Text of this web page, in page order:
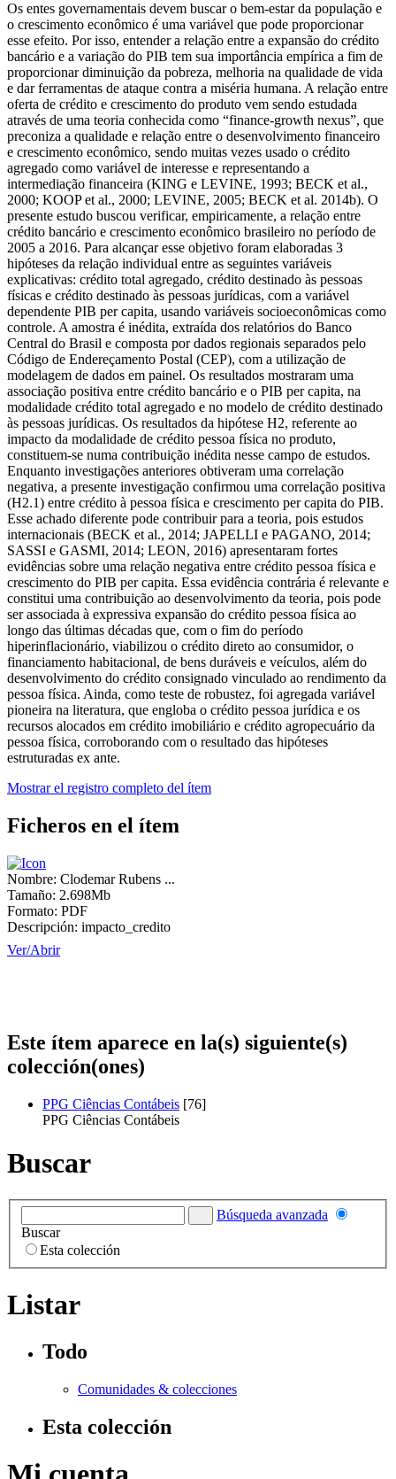
Os entes governamentais devem buscar o bem-estar da população e
o crescimento econômico é uma variável que pode proporcionar
esse efeito. Por isso, entender a relação entre a expansão do crédito
bancário e a variação do PIB tem sua importância empírica a fim de
proporcionar diminuição da pobreza, melhoria na qualidade de vida
e dar ferramentas de ataque contra a miséria humana. A relação entre
oferta de crédito e crescimento do produto vem sendo estudada
através de uma teoria conhecida como “finance-growth nexus”, que
preconiza a qualidade e relação entre o desenvolvimento financeiro
e crescimento econômico, sendo muitas vezes usado o crédito
agregado como variável de interesse e representando a
intermediação financeira (KING e LEVINE, 1993; BECK et al.,
2000; KOOP et al., 2000; LEVINE, 2005; BECK et al. 2014b). O
presente estudo buscou verificar, empiricamente, a relação entre
crédito bancário e crescimento econômico brasileiro no período de
2005 a 2016. Para alcançar esse objetivo foram elaboradas 3
hipóteses da relação individual entre as seguintes variáveis
explicativas: crédito total agregado, crédito destinado às pessoas
físicas e crédito destinado às pessoas jurídicas, com a variável
dependente PIB per capita, usando variáveis socioeconômicas como
controle. A amostra é inédita, extraída dos relatórios do Banco
Central do Brasil e composta por dados regionais separados pelo
Código de Endereçamento Postal (CEP), com a utilização de
modelagem de dados em painel. Os resultados mostraram uma
associação positiva entre crédito bancário e o PIB per capita, na
modalidade crédito total agregado e no modelo de crédito destinado
às pessoas jurídicas. Os resultados da hipótese H2, referente ao
impacto da modalidade de crédito pessoa física no produto,
constituem-se numa contribuição inédita nesse campo de estudos.
Enquanto investigações anteriores obtiveram uma correlação
negativa, a presente investigação confirmou uma correlação positiva
(H2.1) entre crédito à pessoa física e crescimento per capita do PIB.
Esse achado diferente pode contribuir para a teoria, pois estudos
internacionais (BECK et al., 2014; JAPELLI e PAGANO, 2014;
SASSI e GASMI, 2014; LEON, 2016) apresentaram fortes
evidências sobre uma relação negativa entre crédito pessoa física e
crescimento do PIB per capita. Essa evidência contrária é relevante e
constitui uma contribuição ao desenvolvimento da teoria, pois pode
ser associada à expressiva expansão do crédito pessoa física ao
longo das últimas décadas que, com o fim do período
hiperinflacionário, viabilizou o crédito direto ao consumidor, o
financiamento habitacional, de bens duráveis e veículos, além do
desenvolvimento do crédito consignado vinculado ao rendimento da
pessoa física. Ainda, como teste de robustez, foi agregada variável
pioneira na literatura, que engloba o crédito pessoa jurídica e os
recursos alocados em crédito imobiliário e crédito agropecuário da
pessoa física, corroborando com o resultado das hipóteses
estruturadas ex ante.
Mostrar el registro completo del ítem
Ficheros en el ítem
Nombre: Clodemar Rubens ...
Tamaño: 2.698Mb
Formato: PDF
Descripción: impacto_credito
Ver/Abrir
Este ítem aparece en la(s) siguiente(s)
colección(ones)
PPG Ciências Contábeis [76]
PPG Ciências Contábeis
Buscar
Búsqueda avanzada
Buscar
Esta colección
Listar
Todo
Comunidades & colecciones
Esta colección